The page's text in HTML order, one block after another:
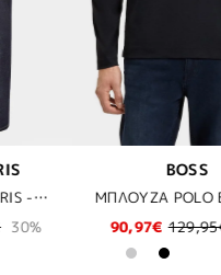
ΒΕΡΜΟΥΔΑ BOSS - 076 ΓΚΡΕΖ
69,97€
99,95€ 30%